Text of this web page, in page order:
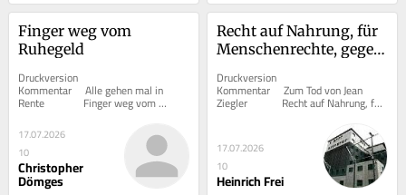
Finger weg vom
Ruhegeld
Druckversion
Kommentar     Alle gehen mal in
Rente      	Finger weg vom
Ruhegeld   	 Von Christopher...
17.07.2026
10
Christopher
Dömges
Recht auf Nahrung, für
Menschenrechte, gegen
Druckversion
Kommentar     Zum Tod von Jean
Ziegler      	Recht auf Nahrung, für
Menschenrechte, gegen...
17.07.2026
10
Heinrich Frei